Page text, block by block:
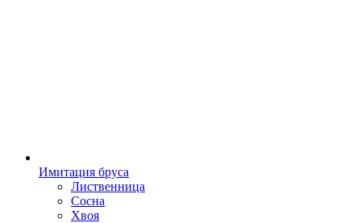
Имитация бруса
Лиственница
Сосна
Хвоя